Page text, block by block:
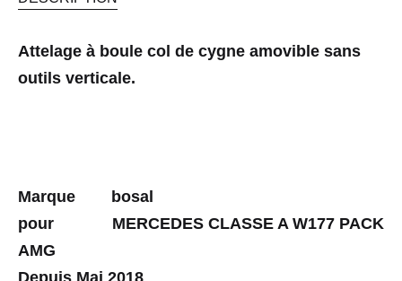
Attelage à boule col de cygne amovible sans
outils verticale.
Marque bosal
pour MERCEDES CLASSE A W177 PACK
AMG